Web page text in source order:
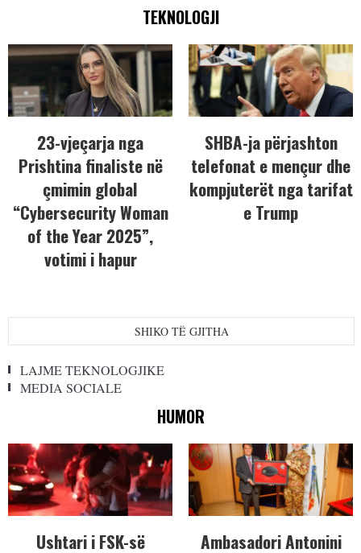
TEKNOLOGJI
23-vjeçarja nga
Prishtina finaliste në
çmimin global
“Cybersecurity Woman
of the Year 2025”,
votimi i hapur
SHBA-ja përjashton
telefonat e mençur dhe
kompjuterët nga tarifat
e Trump
SHIKO TË GJITHA
LAJME TEKNOLOGJIKE
MEDIA SOCIALE
HUMOR
Ushtari i FSK-së
Ambasadori Antonini